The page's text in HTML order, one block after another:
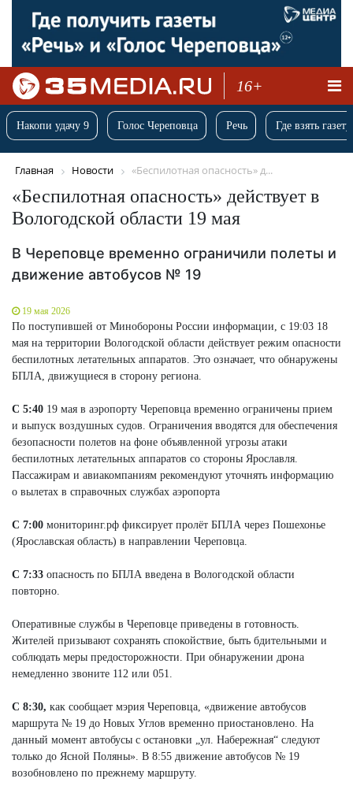
16+
Накопи удачу 9 Голос Череповца Речь Где взять
Главная Новости «Беспилотная опасность» д...
«Беспилотная опасность» действует в
Вологодской области 19 мая
В Череповце временно ограничили полеты и
движение автобусов № 19
19 мая 2026
По поступившей от Минобороны России информации, с 19:03 18
мая на территории Вологодской области действует режим опасности
беспилотных летательных аппаратов. Это означает, что обнаружены
БПЛА, движущиеся в сторону региона.
С 5:40 19 мая в аэропорту Череповца временно ограничены прием
и выпуск воздушных судов. Ограничения вводятся для обеспечения
безопасности полетов на фоне объявленной угрозы атаки
беспилотных летательных аппаратов со стороны Ярославля.
Пассажирам и авиакомпаниям рекомендуют уточнять информацию
о вылетах в справочных службах аэропорта
С 7:00 мониторинг.рф фиксирует пролёт БПЛА через Пошехонье
(Ярославская область) в направлении Череповца.
С 7:33 опасность по БПЛА введена в Вологодской области
повторно.
Оперативные службы в Череповце приведены в готовность.
Жителей призывают сохранять спокойствие, быть бдительными и
соблюдать меры предосторожности. При обнаружении дрона
немедленно звоните 112 или 051.
С 8:30, как сообщает мэрия Череповца, «движение автобусов
маршрута № 19 до Новых Углов временно приостановлено. На
данный момент автобусы с остановки „ул. Набережная“ следуют
только до Ясной Поляны». В 8:55 движение автобусов № 19
возобновлено по прежнему маршруту.